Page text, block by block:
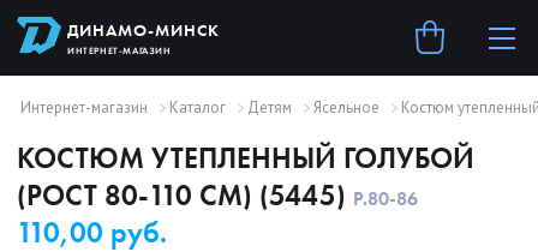
ДИНАМО-МИНСК
ИНТЕРНЕТ-МАГАЗИН
Интернет-магазин Каталог Детям Ясельное Костюм
КОСТЮМ УТЕПЛЕННЫЙ ГОЛУБОЙ
(РОСТ 80-110 СМ) (5445) Р.80-86
110,00 руб.